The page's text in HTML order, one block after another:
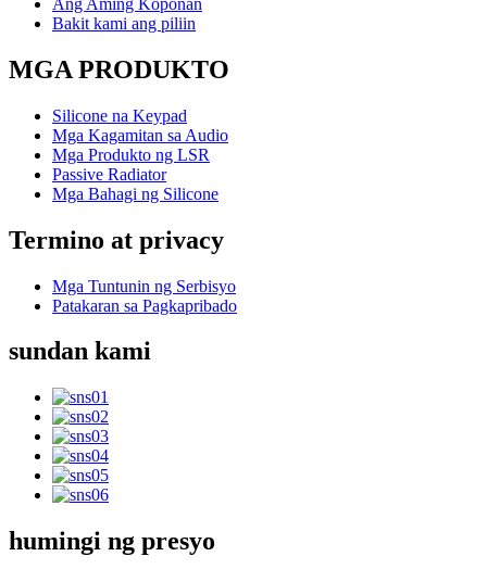
Bakit kami ang piliin
MGA PRODUKTO
Silicone na Keypad
Mga Kagamitan sa Audio
Mga Produkto ng LSR
Passive Radiator
Mga Bahagi ng Silicone
Termino at privacy
Mga Tuntunin ng Serbisyo
Patakaran sa Pagkapribado
sundan kami
humingi ng presyo